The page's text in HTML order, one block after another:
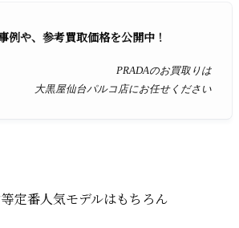
例や、参考買取価格を公開中！
PRADAのお買取りは
大黒屋仙台パルコ店にお任せください
定番人気モデルはもちろん